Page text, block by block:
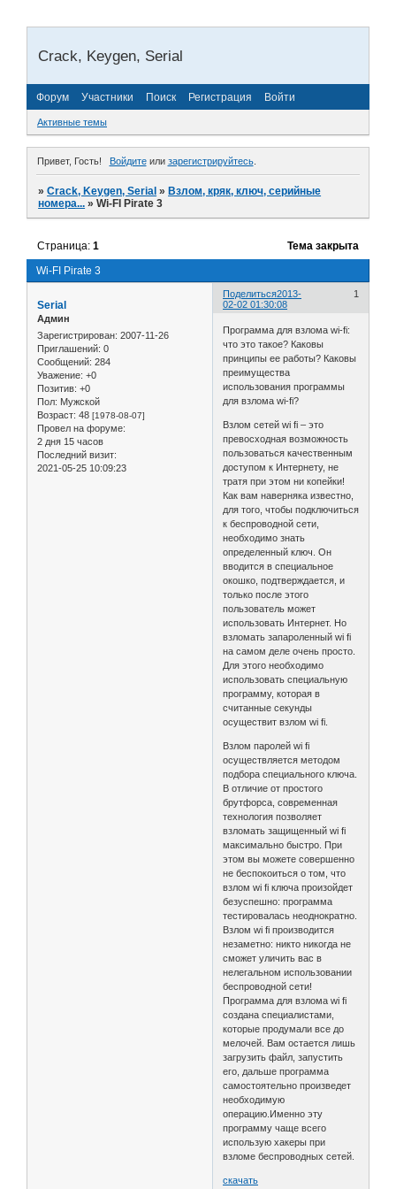
Crack, Keygen, Serial
Форум Участники Поиск Регистрация Войти
Активные темы
Привет, Гость! Войдитеили зарегистрируйтесь.
»Crack, Keygen, Serial »Взлом, кряк, ключ, серийные
номера... »Wi-FI Pirate 3
Wi-FI Pirate 3
Страница:1 Тема закрыта
Поделиться 1
2013-
02-02 01:30:08
Serial
Админ
Зарегистрирован: 2007-11-26
Приглашений: 0
Сообщений: 284
Уважение: +0
Позитив: +0
Пол: Мужской
Возраст: 48 [1978-08-07]
Провел на форуме:
2 дня 15 часов
Последний визит:
2021-05-25 10:09:23
Программа для взлома wi-fi:
что это такое? Каковы
принципы ее работы? Каковы
преимущества
использования программы
для взлома wi-fi?
Взлом сетей wi fi – это
превосходная возможность
пользоваться качественным
доступом к Интернету, не
тратя при этом ни копейки!
Как вам наверняка известно,
для того, чтобы подключиться
к беспроводной сети,
необходимо знать
определенный ключ. Он
вводится в специальное
окошко, подтверждается, и
только после этого
пользователь может
использовать Интернет. Но
взломать запароленный wi fi
на самом деле очень просто.
Для этого необходимо
использовать специальную
программу, которая в
считанные секунды
осуществит взлом wi fi.
Взлом паролей wi fi
осуществляется методом
подбора специального ключа.
В отличие от простого
брутфорса, современная
технология позволяет
взломать защищенный wi fi
максимально быстро. При
этом вы можете совершенно
не беспокоиться о том, что
взлом wi fi ключа произойдет
безуспешно: программа
тестировалась неоднократно.
Взлом wi fi производится
незаметно: никто никогда не
сможет уличить вас в
нелегальном использовании
беспроводной сети!
Программа для взлома wi fi
создана специалистами,
которые продумали все до
мелочей. Вам остается лишь
загрузить файл, запустить
его, дальше программа
самостоятельно произведет
необходимую
операцию.Именно эту
программу чаще всего
использую хакеры при
взломе беспроводных сетей.
скачать